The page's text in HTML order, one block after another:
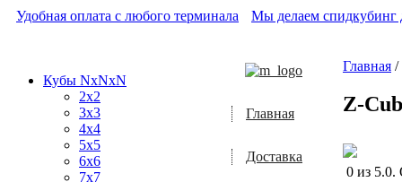
Удобная оплата с любого терминала
Мы делаем спидкубинг
Кубы NxNxN
2x2
3x3
4x4
5x5
6x6
7x7
Главная /
Z-
0 из 5.0.
Главная
Доставка